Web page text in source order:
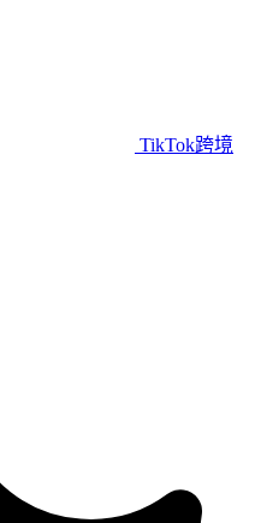
TikTok跨境